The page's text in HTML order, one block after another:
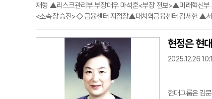
재형 ▲리스크관리부 부장대우 마석훈<부장 전보>▲미래혁신
<소속장 승진>◇ 금융센터 지점장▲대치역금융센터 김세헌 ▲
소라 ▲역촌동 박태숙 ▲우장
현정은 현
2025.12.26
현대그룹은 김